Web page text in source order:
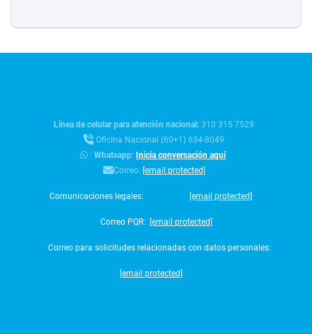
Línea de celular para atención nacional:310 315 7529
Oficina Nacional (60+1) 634-8049
:Whatsapp:Inicia conversación aquí
Correo: [email protected]
Comunicaciones legales: [email protected]
Correo PQR: [email protected]
Correo para solicitudes relacionadas con datos personales:
[email protected]